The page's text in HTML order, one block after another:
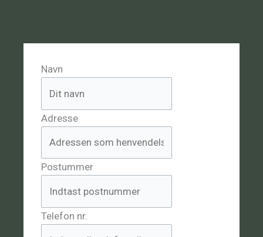
Navn
Adresse
Postummer
Telefon nr.